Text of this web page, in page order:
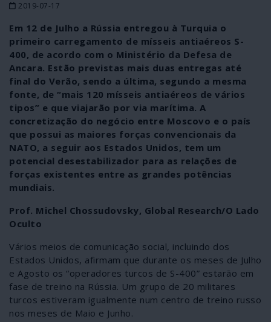
2019-07-17
Em 12 de Julho a Rússia entregou à Turquia o
primeiro carregamento de mísseis antiaéreos S-
400, de acordo com o Ministério da Defesa de
Ancara. Estão previstas mais duas entregas até
final do Verão, sendo a última, segundo a mesma
fonte, de “mais 120 mísseis antiaéreos de vários
tipos” e que viajarão por via marítima. A
concretização do negócio entre Moscovo e o país
que possui as maiores forças convencionais da
NATO, a seguir aos Estados Unidos, tem um
potencial desestabilizador para as relações de
forças existentes entre as grandes potências
mundiais.
Prof. Michel Chossudovsky, Global Research/O Lado
Oculto
Vários meios de comunicação social, incluindo dos
Estados Unidos, afirmam que durante os meses de Julho
e Agosto os “operadores turcos de S-400” estarão em
fase de treino na Rússia. Um grupo de 20 militares
turcos estiveram igualmente num centro de treino russo
nos meses de Maio e Junho.